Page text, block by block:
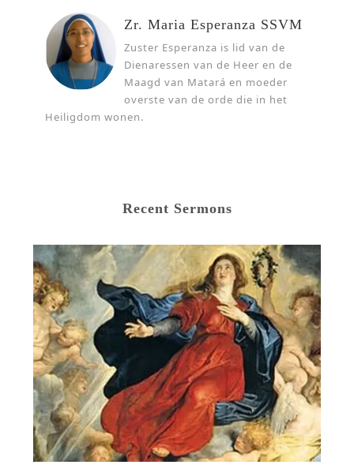
Zr. Maria Esperanza SSVM
Zuster Esperanza is lid van de
Dienaressen van de Heer en de
Maagd van Matará en moeder
overste van de orde die in het
Heiligdom wonen.
Recent Sermons